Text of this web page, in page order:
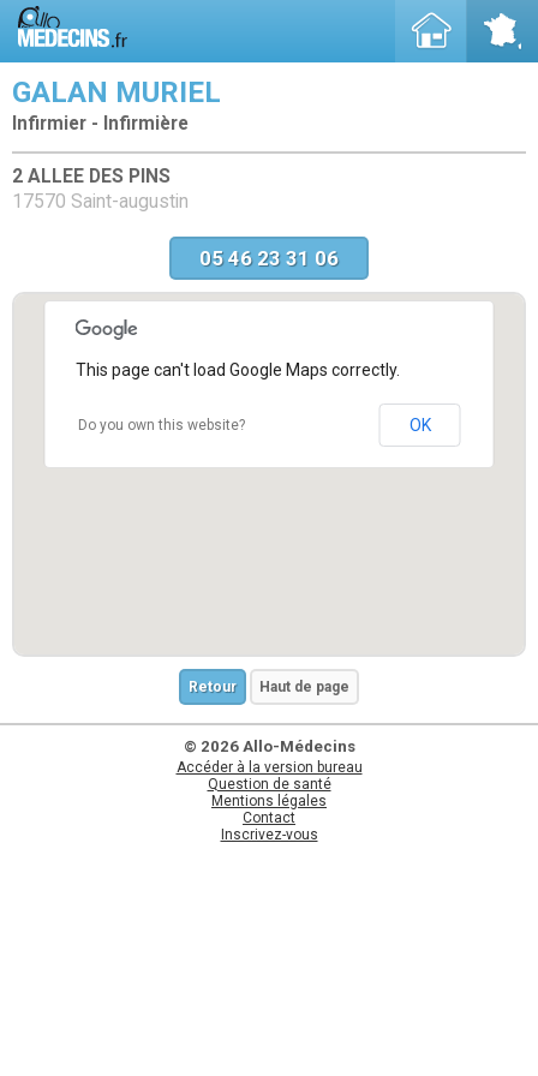
GALAN MURIEL
Infirmier - Infirmière
2 ALLEE DES PINS
17570 Saint-augustin
05 46 23 31 06
This page can't load Google Maps correctly.
Do you own this website? OK
Retour Haut de page
© 2026 Allo-Médecins
Accéder à la version bureau
Question de santé
Mentions légales
Contact
Inscrivez-vous